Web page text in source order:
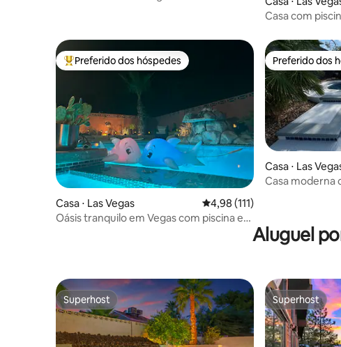
Casa com
Entre os melhores preferidos dos hóspedes
Preferido dos hóspedes
Casa ⋅ Las Vegas 4,98 de uma avaliação média
4,98 (111)
Oásis tranquilo em Vegas com piscina e
Preferido dos
Preferido dos
Casa ⋅ Las
Casa moderna
Aluguel
Superhost
Superhost Superhost
Superhost